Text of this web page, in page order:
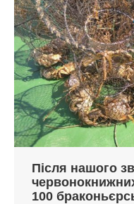
Після нашого
100